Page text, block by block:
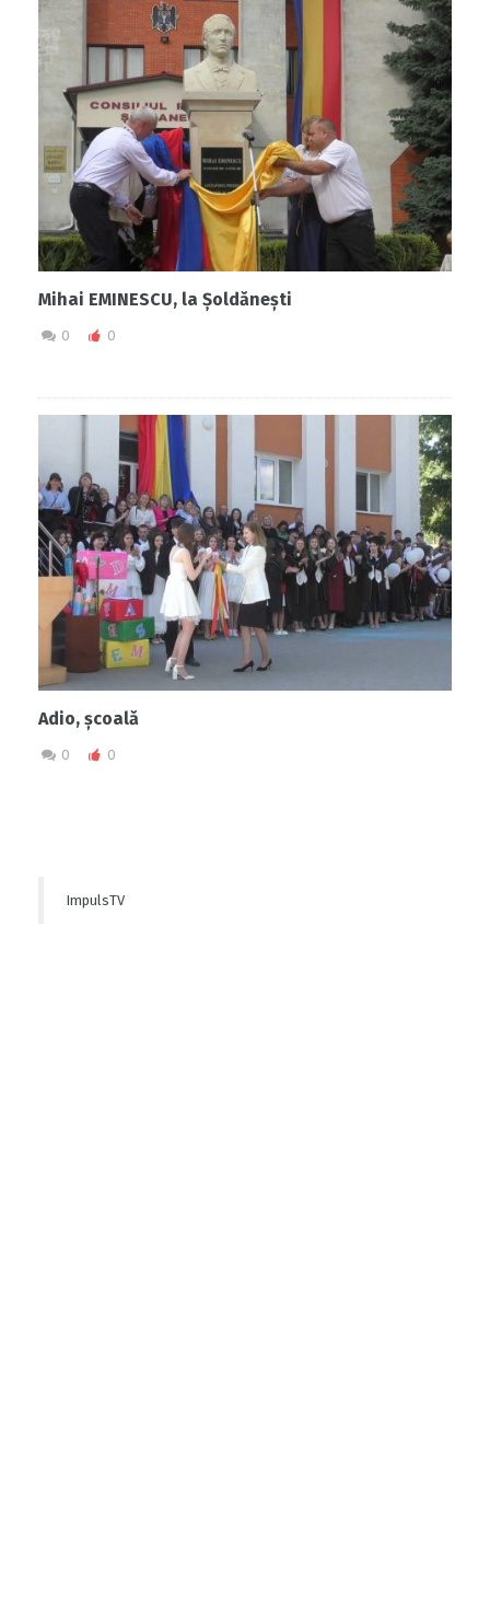
Mihai EMINESCU, la Șoldănești
0 0
Adio, școală
0 0
ImpulsTV